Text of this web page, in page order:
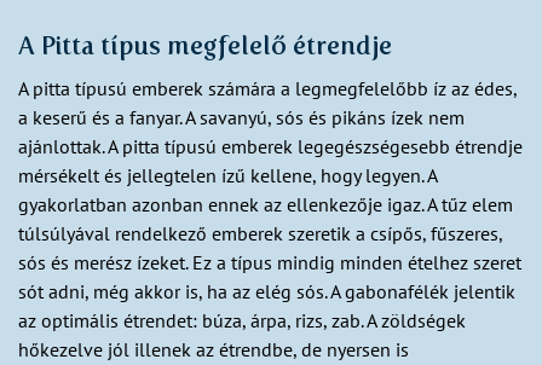
A Pitta típus megfelelő étrendje
A pitta típusú emberek számára a legmegfelelőbb íz az édes,
a keserű és a fanyar. A savanyú, sós és pikáns ízek nem
ajánlottak. A pitta típusú emberek legegészségesebb étrendje
mérsékelt és jellegtelen ízű kellene, hogy legyen. A
gyakorlatban azonban ennek az ellenkezője igaz. A tűz elem
túlsúlyával rendelkező emberek szeretik a csípős, fűszeres,
sós és merész ízeket. Ez a típus mindig minden ételhez szeret
sót adni, még akkor is, ha az elég sós. A gabonafélék jelentik
az optimális étrendet: búza, árpa, rizs, zab. A zöldségek
hőkezelve jól illenek az étrendbe, de nyersen is